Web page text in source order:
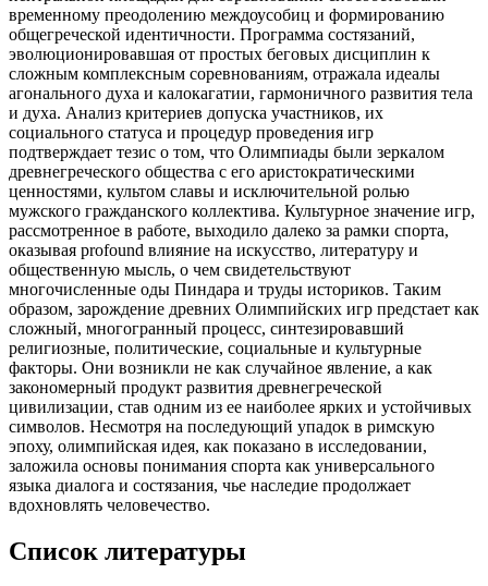
временному преодолению междоусобиц и формированию
общегреческой идентичности. Программа состязаний,
эволюционировавшая от простых беговых дисциплин к
сложным комплексным соревнованиям, отражала идеалы
агонального духа и калокагатии, гармоничного развития тела
и духа. Анализ критериев допуска участников, их
социального статуса и процедур проведения игр
подтверждает тезис о том, что Олимпиады были зеркалом
древнегреческого общества с его аристократическими
ценностями, культом славы и исключительной ролью
мужского гражданского коллектива. Культурное значение игр,
рассмотренное в работе, выходило далеко за рамки спорта,
оказывая profound влияние на искусство, литературу и
общественную мысль, о чем свидетельствуют
многочисленные оды Пиндара и труды историков. Таким
образом, зарождение древних Олимпийских игр предстает как
сложный, многогранный процесс, синтезировавший
религиозные, политические, социальные и культурные
факторы. Они возникли не как случайное явление, а как
закономерный продукт развития древнегреческой
цивилизации, став одним из ее наиболее ярких и устойчивых
символов. Несмотря на последующий упадок в римскую
эпоху, олимпийская идея, как показано в исследовании,
заложила основы понимания спорта как универсального
языка диалога и состязания, чье наследие продолжает
вдохновлять человечество.
Список литературы